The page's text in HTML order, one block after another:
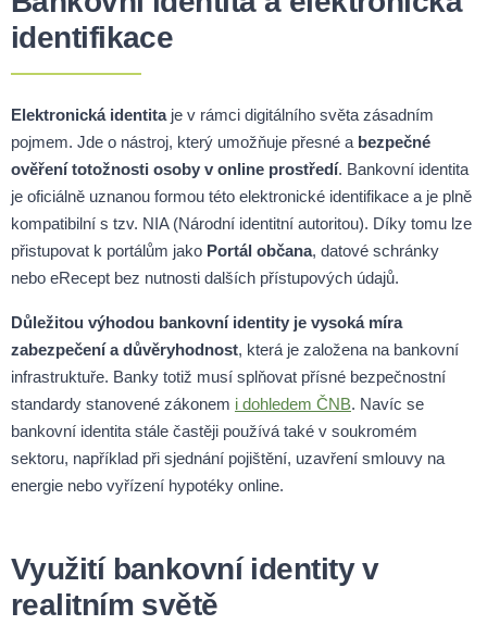
identifikace
Elektronická identitaje v rámci digitálního světa zásadním
pojmem. Jde o nástroj, který umožňuje přesné a bezpečné
ověření totožnosti osoby v online prostředí. Bankovní identita
je oficiálně uznanou formou této elektronické identifikace a je plně
kompatibilní s tzv. NIA (Národní identitní autoritou). Díky tomu lze
přistupovat k portálům jako Portál občana, datové schránky
nebo eRecept bez nutnosti dalších přístupových údajů.
Důležitou výhodou bankovní identity je vysoká míra
zabezpečení a důvěryhodnost, která je založena na bankovní
infrastruktuře. Banky totiž musí splňovat přísné bezpečnostní
standardy stanovené zákonem i dohledem ČNB. Navíc se
bankovní identita stále častěji používá také v soukromém
sektoru, například při sjednání pojištění, uzavření smlouvy na
energie nebo vyřízení hypotéky online.
Využití bankovní identity v
realitním světě